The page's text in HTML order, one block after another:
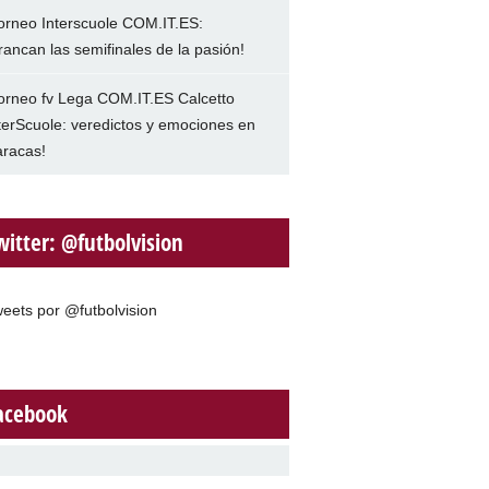
Interscuole COM.IT.ES:
las semifinales de la pasión!
fv Lega COM.IT.ES Calcetto
veredictos y emociones en
@futbolvision
por @futbolvision